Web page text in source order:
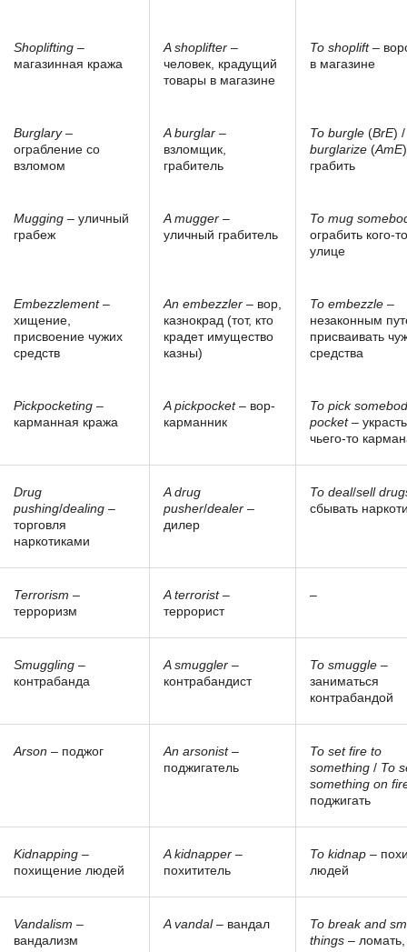
Shoplifting –
магазинная кража
A shoplifter –
человек, крадущий
товары в магазине
To shoplift–
в магазине
Burglary–
ограбление со
взломом
A burglar –
взломщик,
грабитель
To burgle (BrE)
burglarize (AmE
грабить
Mugging – уличный
грабеж
A mugger –
уличный грабитель
To mug
ограбить кого-
улице
Embezzlement–
хищение,
присвоение чужих
средств
An embezzler – вор,
казнокрад (тот, кто
крадет имущество
казны)
To embezzle –
незаконным
присваивать
средства
Pickpocketing –
карманная кража
A pickpocket– вор-
карманник
To pick
pocket–
чьего-то
Drug
pushing/dealing –
торговля
наркотиками
A drug
pusher/dealer –
дилер
To deal/sell
сбывать
Terrorism –
терроризм
A terrorist–
террорист
–
Smuggling –
контрабанда
A smuggler –
контрабандист
To smuggle –
заниматься
контрабандой
Arson – поджог An arsonist–
поджигатель
To set fire to
something / To
something on
поджигать
Kidnapping –
похищение людей
A kidnapper –
похититель
To kidnap –
людей
Vandalism –
вандализм
A vandal– вандал
To break and
things – ломать,